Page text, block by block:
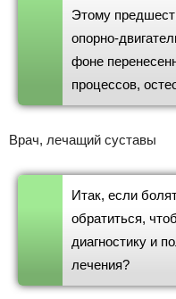
Этому
опорно-
фоне
процессов,
Врач, лечащий суставы
Итак, если
обратиться,
диагностику и
лечения?